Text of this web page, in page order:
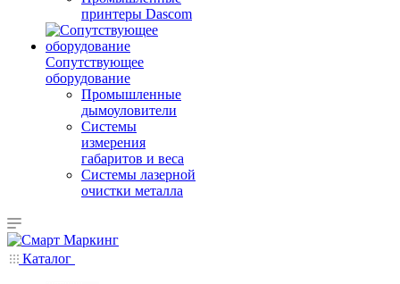
принтеры Dascom
Сопутствующее
оборудование
Промышленные
дымоуловители
Системы
измерения
габаритов и веса
Системы лазерной
очистки металла
Каталог